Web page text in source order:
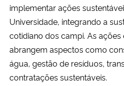
Ministério do Desenvolvimento Regional
Controladoria-Geral da União
Ministério da Mulher, da Família e dos
implementar ações
Universidade, integrando a
cotidiano dos campi. As ações
abrangem aspectos como
água, gestão de resíduos,
contratações sustentáveis.